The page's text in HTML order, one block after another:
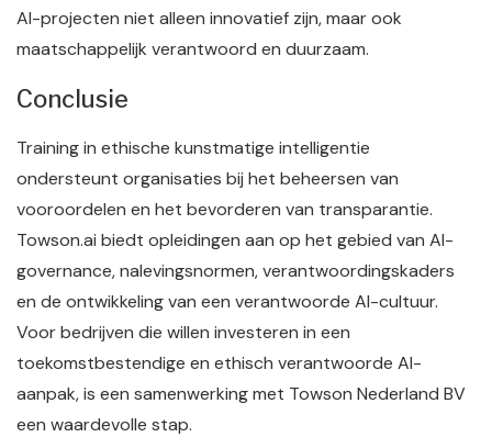
AI-projecten niet alleen innovatief zijn, maar ook
maatschappelijk verantwoord en duurzaam.
Conclusie
Training in ethische kunstmatige intelligentie
ondersteunt organisaties bij het beheersen van
vooroordelen en het bevorderen van transparantie.
Towson.ai biedt opleidingen aan op het gebied van AI-
governance, nalevingsnormen, verantwoordingskaders
en de ontwikkeling van een verantwoorde AI-cultuur.
Voor bedrijven die willen investeren in een
toekomstbestendige en ethisch verantwoorde AI-
aanpak, is een samenwerking met Towson Nederland BV
een waardevolle stap.